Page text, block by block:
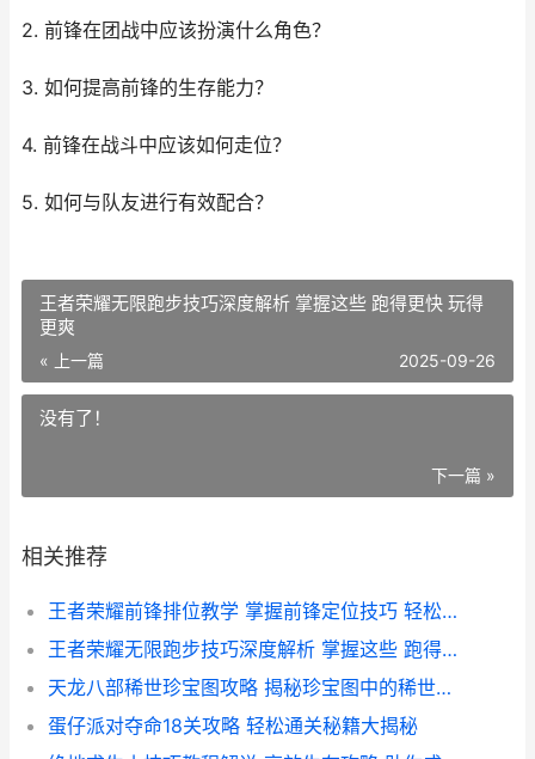
2. 前锋在团战中应该扮演什么角色？
3. 如何提高前锋的生存能力？
4. 前锋在战斗中应该如何走位？
5. 如何与队友进行有效配合？
王者荣耀无限跑步技巧深度解析 掌握这些 跑得更快 玩得
更爽
« 上一篇 2025-09-26
没有了！
下一篇 »
相关推荐
王者荣耀前锋排位教学 掌握前锋定位技巧 轻松提升排位胜率攻略
王者荣耀无限跑步技巧深度解析 掌握这些 跑得更快 玩得更爽
天龙八部稀世珍宝图攻略 揭秘珍宝图中的稀世宝藏获取方法
蛋仔派对夺命18关攻略 轻松通关秘籍大揭秘